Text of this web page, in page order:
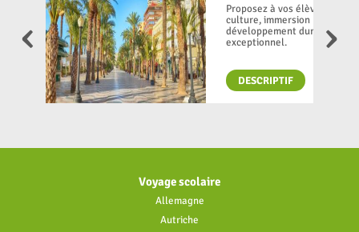
‹
Proposez à vos élèves un
culture, immersion
développement durable
exceptionnel.
DESCRIPTIF
Ségovie, ville classée à
›
Voyage scolaire
Allemagne
Autriche